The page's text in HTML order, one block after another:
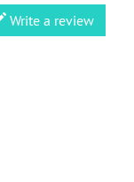
Write a review